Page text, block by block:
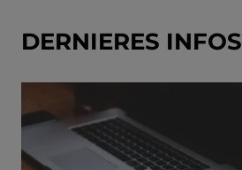
DERNIERES INFOS